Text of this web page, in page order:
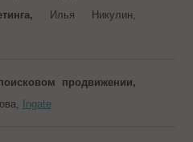
Илья Никулин,
продвижении,
Ingate